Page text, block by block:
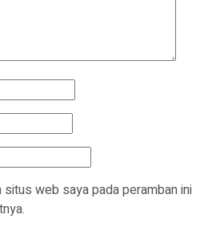
situs web saya pada peramban ini